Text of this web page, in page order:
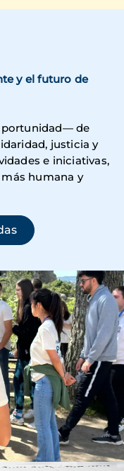
y el futuro de
de
justicia y
e iniciativas,
humana y